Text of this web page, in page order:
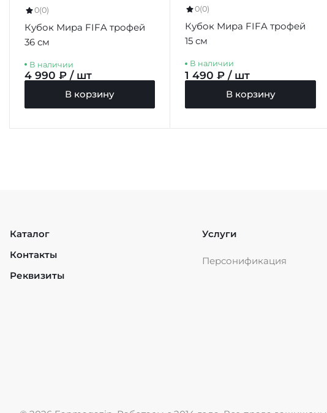
0(0)
Кубок Мира FIFA трофей
36 см
В наличии
4 990 ₽ / шт
В корзину
0(0)
Кубок Мира FIFA трофей
15 см
В наличии
1 490 ₽ / шт
В корзину
Каталог
Контакты
Реквизиты
Услуги
Персонификация